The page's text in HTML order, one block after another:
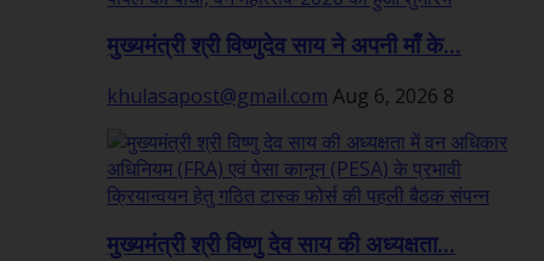
मुख्यमंत्री श्री विष्णुदेव साय ने अपनी माँ के...
khulasapost@gmail.com Aug 6, 2026 8
मुख्यमंत्री श्री विष्णु देव साय की अध्यक्षता...